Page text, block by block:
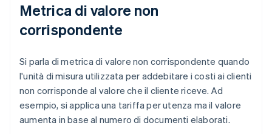
Metrica di valore non
corrispondente
Si parla di metrica di valore non corrispondente quando
l'unità di misura utilizzata per addebitare i costi ai clienti
non corrisponde al valore che il cliente riceve. Ad
esempio, si applica una tariffa per utenza ma il valore
aumenta in base al numero di documenti elaborati.